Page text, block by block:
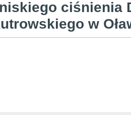
ciśnienia
w